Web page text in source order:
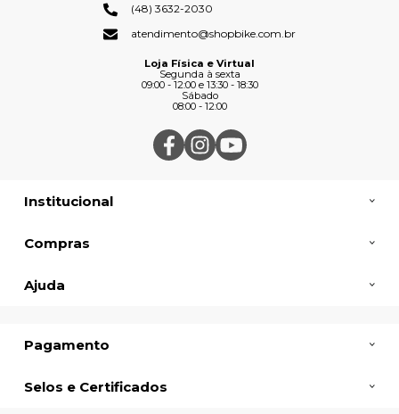
Institucional
Compras
Ajuda
(48) 3632-2030
atendimento@shopbike.com.br
Loja Física e Virtual
Segunda à sexta
09:00 - 12:00 e 13:30 - 18:30
Sábado
08:00 - 12:00
Pagamento
Selos e Certificados